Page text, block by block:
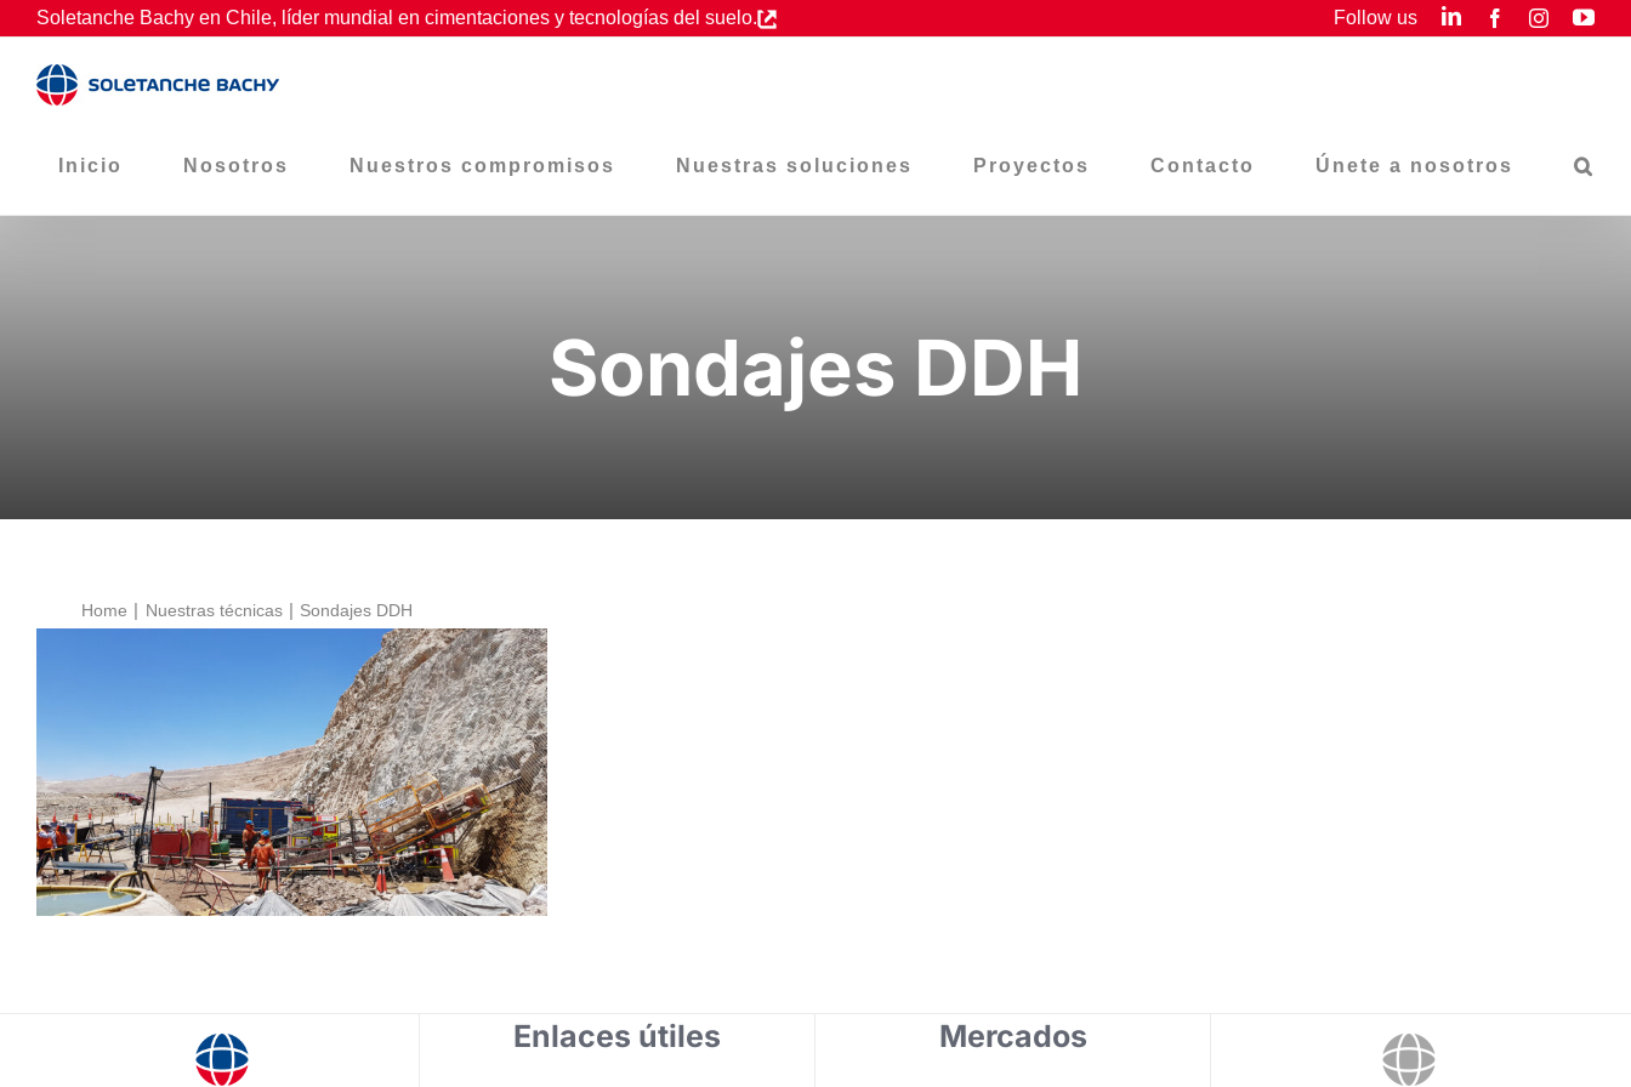
Skip
content
Soletanche Bachy en Chile, líder mundial en cimentaciones y tecnologías del suelo. Follow us LinkedInFacebookInstagram
Inicio Nosotros Nuestros compromisos Nuestras soluciones Proyectos Contacto Únete a nosotros
Sondajes DDH
Home Nuestras técnicas Sondajes DDH
Sondajes DDH
Enlaces útiles Mercados